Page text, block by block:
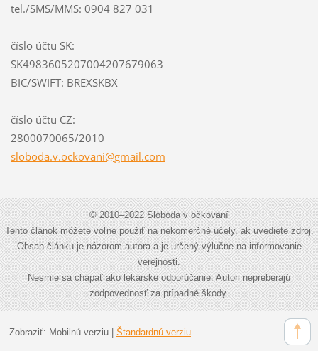
tel./SMS/MMS: 0904 827 031
číslo účtu SK:
SK4983605207004207679063
BIC/SWIFT: BREXSKBX
číslo účtu CZ:
2800070065/2010
sloboda.v.ockovani@gmail.com
© 2010–2022 Sloboda v očkovaní
Tento článok môžete voľne použiť na nekomerčné účely, ak uvediete zdroj.
Obsah článku je názorom autora a je určený výlučne na informovanie
verejnosti.
Nesmie sa chápať ako lekárske odporúčanie. Autori nepreberajú
zodpovednosť za prípadné škody.
Zobraziť: Mobilnú verziu| Štandardnú verziu